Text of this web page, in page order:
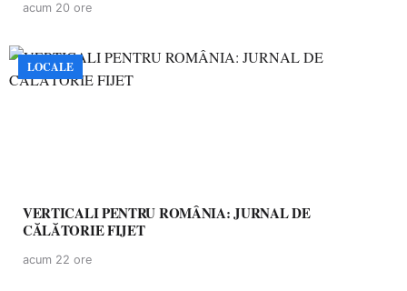
acum 20 ore
LOCALE
VERTICALI PENTRU ROMÂNIA: JURNAL DE
CĂLĂTORIE FIJET
acum 22 ore